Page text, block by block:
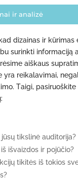
ir analizė
dizainas ir kūrimas
surinkti informaciją
aiškaus
yra reikalavimai,
Taigi,
jūsų tikslinė auditorija?
išvaizdos ir pojūčio?
tikitės iš tokios